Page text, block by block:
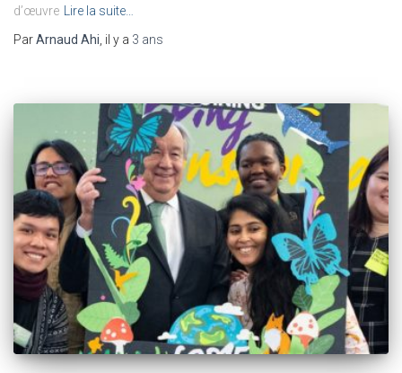
d’œuvre
Lire la suite…
ParArnaud Ahi , il y a 3 ans